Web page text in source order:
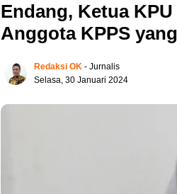
Endang, Ketua
Anggota KPPS
Redaksi OK - Jurnalis
Selasa, 30 Januari 2024